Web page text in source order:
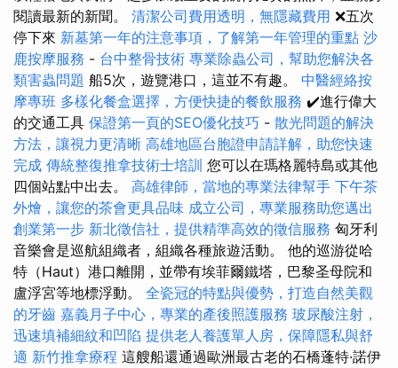
閱讀最新的新聞。 清潔公司費用透明，無隱藏費用 ❌五次
停下來 新墓第一年的注意事項，了解第一年管理的重點 沙
鹿按摩服務 - 台中整骨技術 專業除蟲公司，幫助您解決各
類害蟲問題 船5次，遊覽港口，這並不有趣。 中醫經絡按
摩專班 多樣化餐盒選擇，方便快捷的餐飲服務 ✔️進行偉大
的交通工具 保證第一頁的SEO優化技巧 - 散光問題的解決
方法，讓視力更清晰 高雄地區台胞證申請詳解，助您快速
完成 傳統整復推拿技術士培訓 您可以在瑪格麗特島或其他
四個站點中出去。 高雄律師，當地的專業法律幫手 下午茶
外燴，讓您的茶會更具品味 成立公司，專業服務助您邁出
創業第一步 新北徵信社，提供精準高效的徵信服務 匈牙利
音樂會是巡航組織者，組織各種旅遊活動。 他的巡游從哈
特（Haut）港口離開，並帶有埃菲爾鐵塔，巴黎圣母院和
盧浮宮等地標浮動。 全瓷冠的特點與優勢，打造自然美觀
的牙齒 嘉義月子中心，專業的產後照護服務 玻尿酸注射，
迅速填補細紋和凹陷 提供老人養護單人房，保障隱私與舒
適 新竹推拿療程 這艘船還通過歐洲最古老的石橋蓬特·諾伊